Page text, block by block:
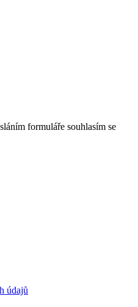
formuláře souhlasím se
údajů